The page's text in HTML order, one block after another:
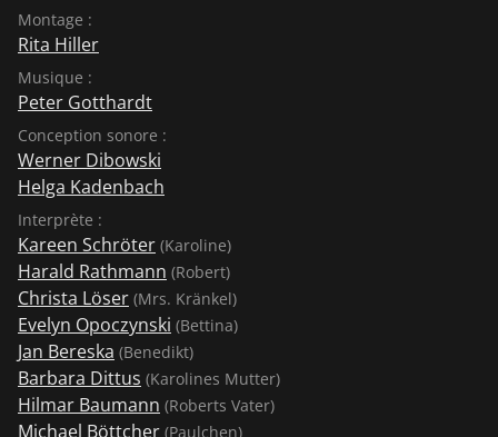
Montage :
Rita Hiller
Musique :
Peter Gotthardt
Conception sonore :
Werner Dibowski
Helga Kadenbach
Interprète :
Kareen Schröter (Karoline)
Harald Rathmann (Robert)
Christa Löser (Mrs. Kränkel)
Evelyn Opoczynski (Bettina)
Jan Bereska (Benedikt)
Barbara Dittus (Karolines Mutter)
Hilmar Baumann (Roberts Vater)
Michael Böttcher (Paulchen)